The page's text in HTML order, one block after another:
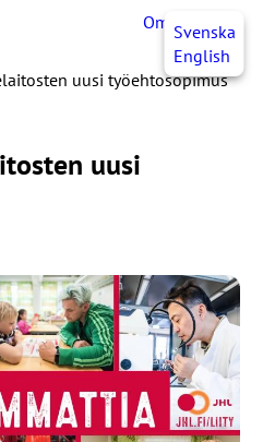
OmaJHLSvenska
English
uusi työehtosopimus
uusi